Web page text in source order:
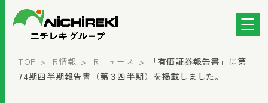
TOP IR情報 IRニュース
「有価証券報告書」に第
74期四半期報告書（第３四半期）を掲載しました。